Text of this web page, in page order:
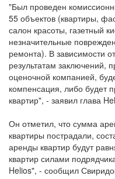
"Был проведен
55 объектов (квартиры,
салон красоты, газетный
незначительные
ремонта). В зависимости
результатам заключений,
оценочной компанией,
компенсация, либо будет
квартир", - заявил глава
Он отметил, что сумма
квартиры пострадали,
аренды квартир будут
квартир силами
Helios", - сообщил